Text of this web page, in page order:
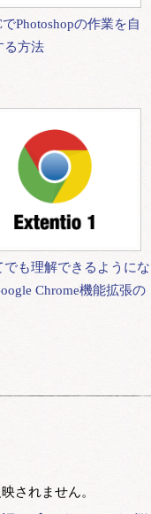
でPhotoshopの作業を自
る方法
でも理解できるようにな
Chrome機能拡張の
されません。